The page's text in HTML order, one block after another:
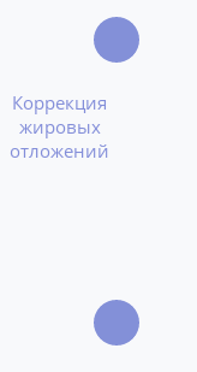
Коррекция
жировых
отложений